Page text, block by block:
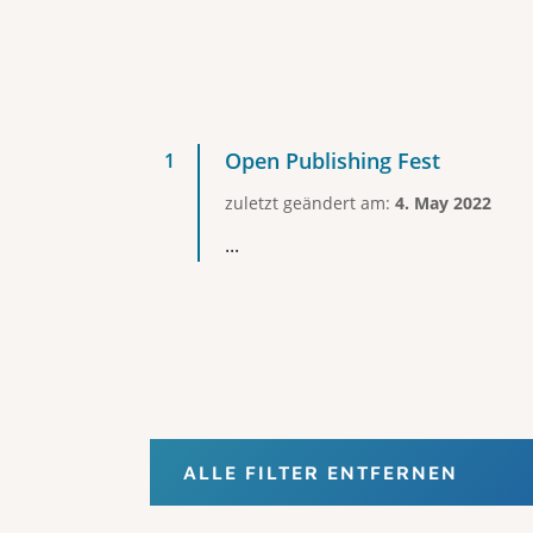
Open Publishing Fest
zuletzt geändert am: 4. May 2022
...
ALLE FILTER ENTFERNEN